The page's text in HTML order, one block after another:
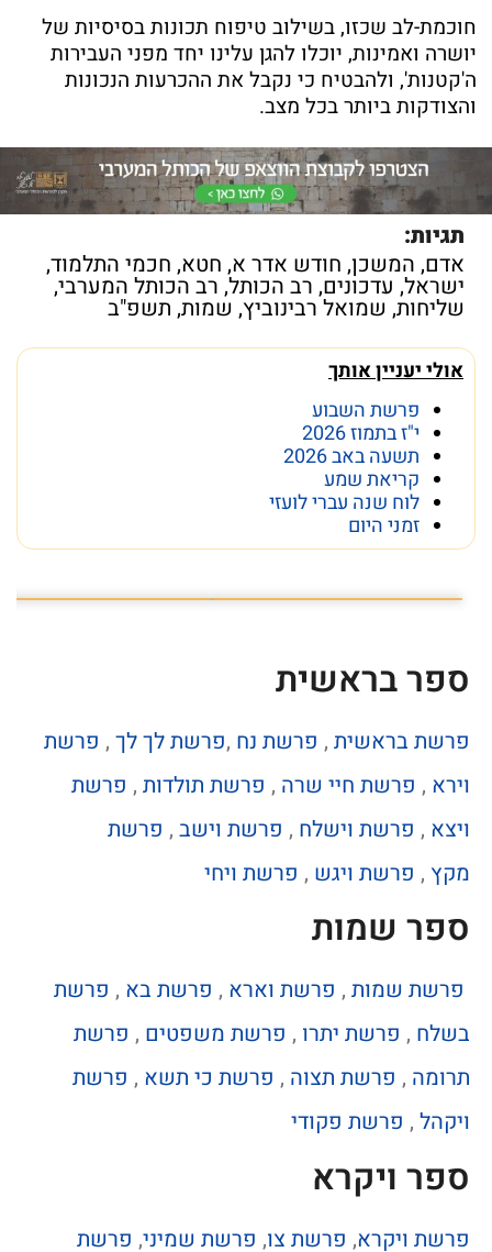
חוכמת-לב שכזו, בשילוב טיפוח תכונות בסיסיות של
יושרה ואמינות, יוכלו להגן עלינו יחד מפני העבירות
ה'קטנות', ולהבטיח כי נקבל את ההכרעות הנכונות
והצודקות ביותר בכל מצב.
תגיות:
אדם, המשכן, חודש אדר א, חטא, חכמי התלמוד,
ישראל, עדכונים, רב הכותל, רב הכותל המערבי,
שליחות, שמואל רבינוביץ, שמות, תשפ"ב
אולי יעניין אותך
פרשת השבוע
י"ז בתמוז 2026
תשעה באב 2026
קריאת שמע
לוח שנה עברי לועזי
זמני היום
ספר בראשית
פרשת בראשית , פרשת נח ,פרשת לך לך , פרשת
וירא , פרשת חיי שרה , פרשת תולדות , פרשת
ויצא , פרשת וישלח , פרשת וישב , פרשת
מקץ , פרשת ויגש , פרשת ויחי
ספר שמות
פרשת שמות , פרשת וארא , פרשת בא , פרשת
בשלח , פרשת יתרו , פרשת משפטים , פרשת
תרומה , פרשת תצוה , פרשת כי תשא , פרשת
ויקהל , פרשת פקודי
ספר ויקרא
פרשת ויקרא, פרשת צו, פרשת שמיני, פרשת